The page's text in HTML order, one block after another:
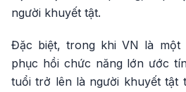
người khuyết tật.
Đặc biệt, trong khi VN là một
phục hồi chức năng lớn ước
tuổi trở lên là người khuyết tật